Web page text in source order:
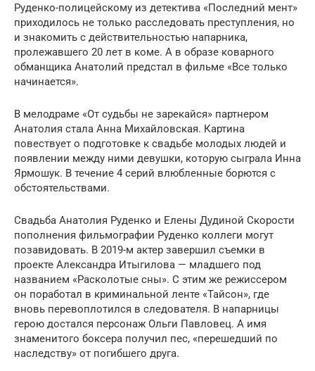
Руденко-полицейскому из детектива «Последний мент»
приходилось не только расследовать преступления, но
и знакомить с действительностью напарника,
пролежавшего 20 лет в коме. А в образе коварного
обманщика Анатолий предстал в фильме «Все только
начинается».
В мелодраме «От судьбы не зарекайся» партнером
Анатолия стала Анна Михайловская. Картина
повествует о подготовке к свадьбе молодых людей и
появлении между ними девушки, которую сыграла Инна
Ярмошук. В течение 4 серий влюбленные борются с
обстоятельствами.
Свадьба Анатолия Руденко и Елены Дудиной Скорости
пополнения фильмографии Руденко коллеги могут
позавидовать. В 2019-м актер завершил съемки в
проекте Александра Итыгилова — младшего под
названием «Расколотые сны». С этим же режиссером
он поработал в криминальной ленте «Тайсон», где
вновь перевоплотился в следователя. В напарницы
герою достался персонаж Ольги Павловец. А имя
знаменитого боксера получил пес, «перешедший по
наследству» от погибшего друга.